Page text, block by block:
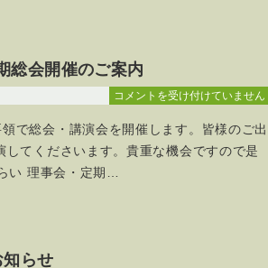
2020
年
度
定
期
総
会
総会開催のご案内
NPO
人
コメントを受け付けていません
で総会・講演会を開催します。皆様のご出
てくださいます。貴重な機会ですので是
い 理事会・定期…
らせ